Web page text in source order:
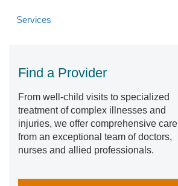
Services
Find a Provider
From well-child visits to specialized
treatment of complex illnesses and
injuries, we offer comprehensive care
from an exceptional team of doctors,
nurses and allied professionals.